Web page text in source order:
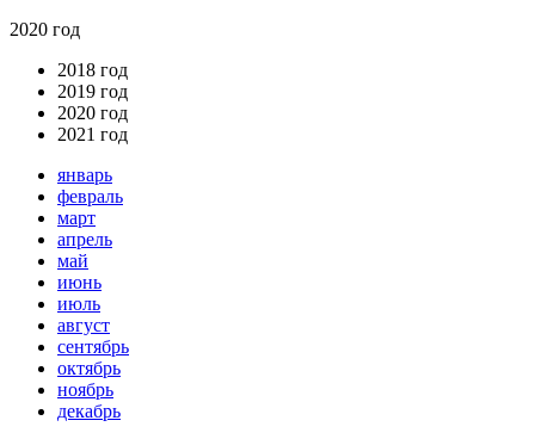
2020 год
2018 год
2019 год
2020 год
2021 год
январь
февраль
март
апрель
май
июнь
июль
август
сентябрь
октябрь
ноябрь
декабрь